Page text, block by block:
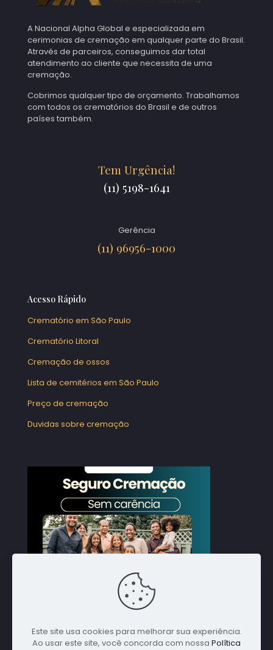
A Nacional Alpha Global e especializada em
cerimonias de cremação em qualquer parte do Brasil.
Através de parceiros, conseguimos dar total
atendimento ao cliente que necessita de uma
cremação.
Cobrimos qualquer tipo de orçamento. Trabalhamos
com todos os crematórios do Brasil e de outros
países também.
Tem Urgência!
(11) 5198-1641
Gerência
(11) 96956-1000
Acesso Rápido
Crematório em São Paulo
Crematório Litoral
Cremação de ossos
Lista de cemitérios em São Paulo
Preço de cremação
Duvidas sobre cremação
Este site usa cookies para melhorar sua experiência.
Ao usar este site, você concorda com nossa Política